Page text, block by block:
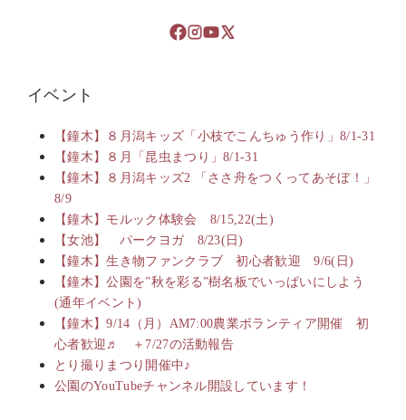
イベント
【鐘木】８月潟キッズ「小枝でこんちゅう作り」8/1-31
【鐘木】８月「昆虫まつり」8/1-31
【鐘木】８月潟キッズ2 「ささ舟をつくってあそぼ！」
8/9
【鐘木】モルック体験会 8/15,22(土)
【女池】 パークヨガ 8/23(日)
【鐘木】生き物ファンクラブ 初心者歓迎 9/6(日)
【鐘木】公園を”秋を彩る”樹名板でいっぱいにしよう
(通年イベント)
【鐘木】9/14（月）AM7:00農業ボランティア開催 初
心者歓迎♬ ＋7/27の活動報告
とり撮りまつり開催中♪
公園のYouTubeチャンネル開設しています！